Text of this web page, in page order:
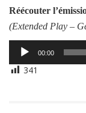
Réécouter
(Extended Play –
Lecteur
audio
00:00
341